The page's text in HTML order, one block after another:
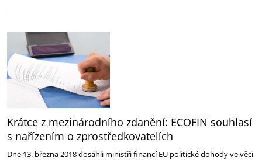
Krátce z mezinárodního zdanění: ECOFIN souhlasí
s nařízením o zprostředkovatelích
Dne 13. března 2018 dosáhli ministři financí EU politické dohody ve věci